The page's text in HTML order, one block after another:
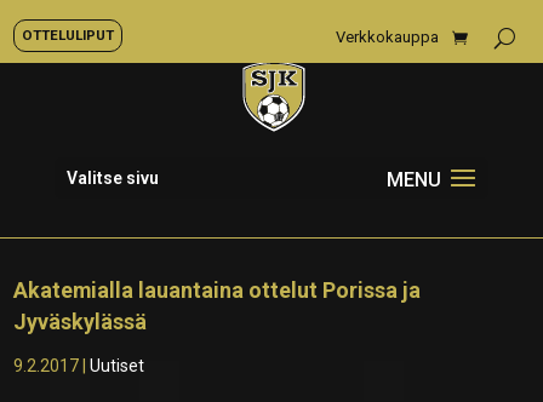
OTTELULIPUT Verkkokauppa
Valitse sivu
Akatemialla lauantaina ottelut Porissa ja
Jyväskylässä
9.2.2017 |Uutiset